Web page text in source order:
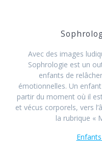
Avec des images
Sophrologie est un
enfants de
émotionnelles. Un
partir du moment où il
et vécus corporels, vers
la rubrique «